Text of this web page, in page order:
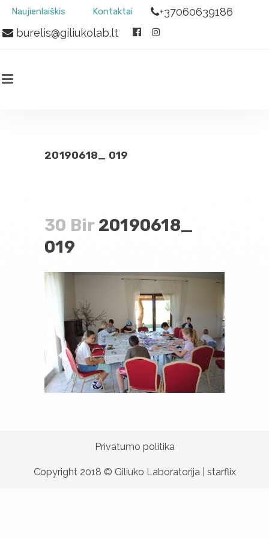
Naujienlaiškis Kontaktai
+37060639186
burelis@giliukolab.lt
20190618_ 019
30 Bir20190618_
019
Privatumo politika
Copyright 2018 © Giliuko Laboratorija | starflix